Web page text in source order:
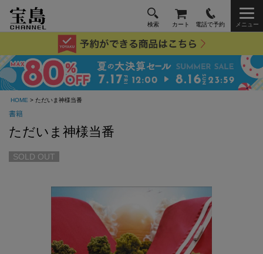
検索 カート 電話で予約 メニュー
HOME > ただいま神様当番
書籍
ただいま神様当番
SOLD OUT